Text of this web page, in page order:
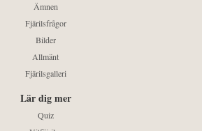
Ämnen
Fjärilsfrågor
Bilder
Allmänt
Fjärilsgalleri
Lär dig mer
Quiz